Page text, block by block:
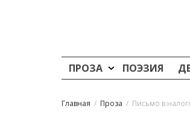
ПРОЗА ПОЭЗИЯ
Главная Проза Письмо в